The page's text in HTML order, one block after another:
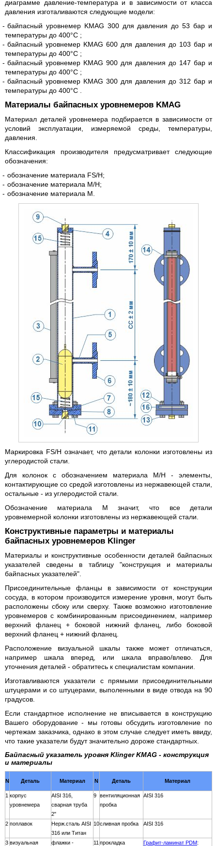
диаграмме давление-температура и в зависимости от класса
давления изготаливаются следующие модели:
байпасный уровнемер KMAG 300 для давления до 53 бар и
температуры до 400°C
байпасный уровнемер KMAG 600 для давления до 103 бар и
температуры до 400°C
байпасный уровнемер KMAG 900 для давления до 147 бар и
температуры до 400°C
байпасный уровнемер KMAG 300 для давления до 312 бар и
температуры до 400°C
Материалы байпасных уровнемеров KMAG
Материал деталей уровнемера подбирается в зависимости от
условий эксплуатации, измеряемой среды, температуры,
давления.
Классификация производителя предусматривает следующие
обозначения:
обозначение материала FS/H
обозначение материала М/H
обозначение материала M
Маркировка FS/H означает, что детали колонки изготовлены из
углеродистой стали.
Для колонок с обозначением материала М/H - элементы,
контактирующие со средой изготовлены из нержавеющей стали,
остальные - из углеродистой стали.
Обозначение материала M значит, что все детали
уровнемерной колонки изготовлены из нержавеющей стали.
Конструктивные параметры и материалы
байпасных уровнемеров Klinger
Материалы и конструктивные особенности деталей байпасных
указателей сведены в таблицу "конструкция и материалы
байпасных указателей".
Присоединительные фланцы в зависимости от конструкции
сосуда, в котором производится измерение уровня, могут быть
расположены сбоку или сверху. Также возможно изготовление
уровнемеров с комбинированным присоединением, например
верхний фланец + боковой нижний фланец, либо боковой
верхний фланец + нижний фланец.
Расположение визуальной шкалы также может отличаться,
например шкала вперед, или шкала вправо/влево. Для
уточнения деталей - обратитесь к специалистам компании.
Изготавливаются указатели с прямыми присоединительными
штуцерами и со штуцерами, выполенными в виде отвода на 90
градусов.
Если стандартное исполнение не вписывается в конструкцию
Вашего оборудование - мы готовы обсудить изготовление по
чертежам заказчика, однако в этом случае следует иметь ввиду,
что такие указатели будут значительно дороже стандартных.
Байпасный указатель уровня Klinger KMAG - конструкция
и материалы
N Деталь Материал N Деталь Материал
1 корпус
уровнемера
AISI 316,
сварная труба
2"
9 вентиляционная
пробка
AISI 316
2 поплавок
Нерж.сталь AISI
316 или Титан
10сливная пробка AISI 316
3 визуальная
флажки -
11 прокладка Графит-ламинат PDM: